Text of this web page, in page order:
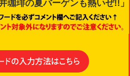
珈琲の夏バーゲンも熱いぜ!!」